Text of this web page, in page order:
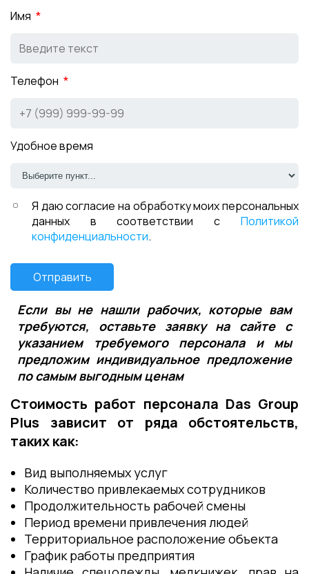
Имя
Телефон
Удобное время
Я даю согласие на обработку моих персональных
данных в соответствии с Политикой
конфиденциальности.
Отправить
Если вы не нашли рабочих, которые вам
требуются, оставьте заявку на сайте с
указанием требуемого персонала и мы
предложим индивидуальное предложение
по самым выгодным ценам
Стоимость работ персонала Das Group
Plus зависит от ряда обстоятельств,
таких как:
Вид выполняемых услуг
Количество привлекаемых сотрудников
Продолжительность рабочей смены
Период времени привлечения людей
Территориальное расположение объекта
График работы предприятия